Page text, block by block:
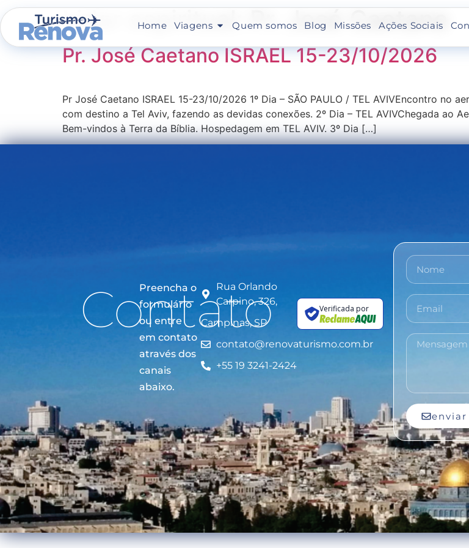
Home Viagens Quem somos Blog Missões Ações Sociais
Lider espiritual:Pr. José Caetano
Pr. José Caetano ISRAEL 15-23/10/2026
Pr José Caetano ISRAEL 15-23/10/2026 1º Dia – SÃO PAULO / TEL AVIVEncontro no
com destino a Tel Aviv, fazendo as devidas conexões. 2º Dia – TEL AVIVChegada ao
Bem-vindos à Terra da Bíblia. Hospedagem em TEL AVIV. 3º Dia […]
Contato
Preencha o
formulário
ou entre
em contato
através dos
canais
abaixo.
Rua Orlando
Carpino, 326,
Campinas, SP
contato@renovaturismo.com.br
+55 19 3241-2424
Verificada por
enviar